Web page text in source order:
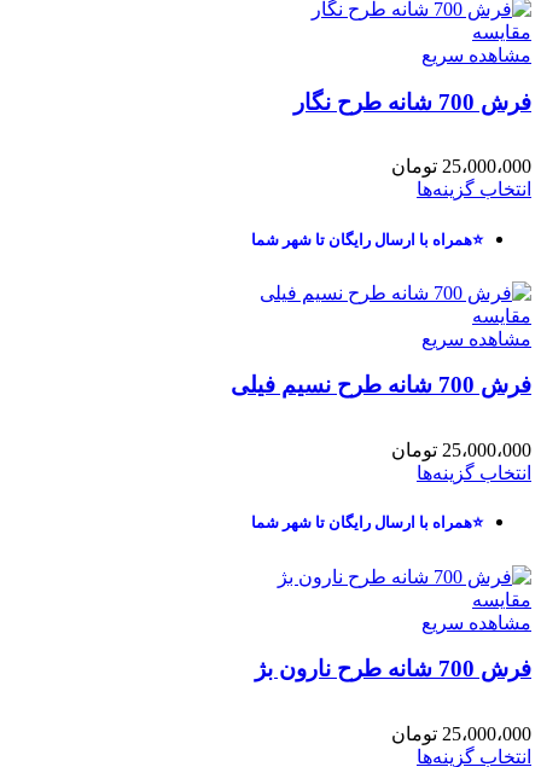
مقایسه
مشاهده سریع
فرش 700 شانه طرح نگار
25،000،000 تومان
انتخاب گزینه‌ها
⭐همراه با ارسال رایگان تا شهر شما
مقایسه
مشاهده سریع
فرش 700 شانه طرح نسیم فیلی
25،000،000 تومان
انتخاب گزینه‌ها
⭐همراه با ارسال رایگان تا شهر شما
مقایسه
مشاهده سریع
فرش 700 شانه طرح نارون بژ
25،000،000 تومان
انتخاب گزینه‌ها